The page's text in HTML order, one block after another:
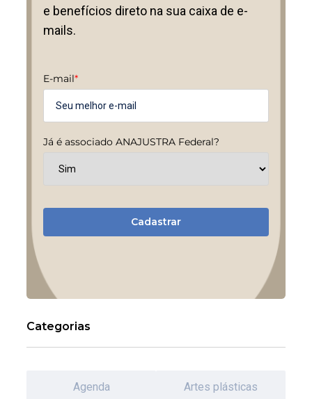
e benefícios direto na sua caixa de e-
mails.
E-mail*
Já é associado ANAJUSTRA Federal?
Cadastrar
Categorias
Agenda Artes plásticas